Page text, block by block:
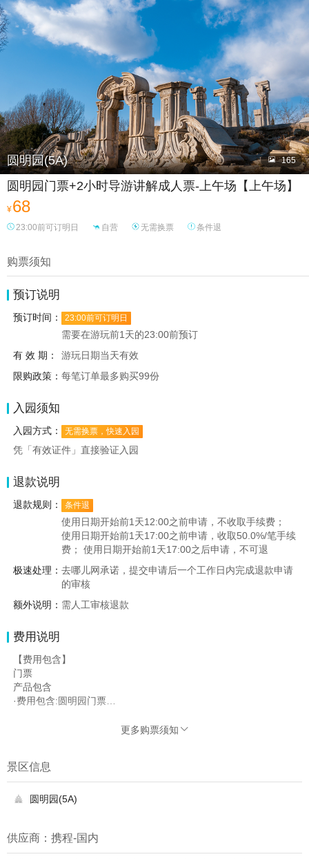
圆明园(5A)  165
圆明园门票+2小时导游讲解成人票-上午场【上午场】
¥68
23:00前可订明日 自营 无需换票 条件退
购票须知
预订说明
预订时间： 23:00前可订明日
需要在游玩前1天的23:00前预订
有 效 期：
游玩日期当天有效
限购政策： 每笔订单最多购买99份
入园须知
入园方式： 无需换票，快速入园
凭「有效证件」直接验证入园
退款说明
退款规则： 条件退
使用日期开始前1天12:00之前申请，不收取手续费；
使用日期开始前1天17:00之前申请，收取50.0%/笔手续
费； 使用日期开始前1天17:00之后申请，不可退
极速处理： 去哪儿网承诺，提交申请后一个工作日内完成退款申请
的审核
额外说明： 需人工审核退款
费用说明
【费用包含】
门票
产品包含
·费用包含:圆明园门票
·讲解时长:约2小时
·服务语言:普通话
·讲解路线:正觉寺一观赏十二生肖“马首”及文物修复展一绮春园一
更多购票须知 
景区信息
 圆明园(5A)
供应商：携程-国内
